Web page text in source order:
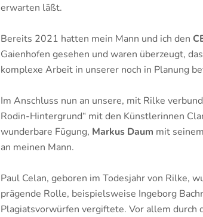
erwarten läßt.
Bereits 2021 hatten mein Mann und ich den
Gaienhofen gesehen und waren überzeugt,
komplexe Arbeit in unserer noch in Planung
Im Anschluss nun an unsere, mit Rilke
Rodin-Hintergrund“ mit den Künstlerinnen
wunderbare Fügung, Markus Daum mit seinem
an meinen Mann.
Paul Celan, geboren im Todesjahr von Rilke,
prägende Rolle, beispielsweise Ingeborg
Plagiatsvorwürfen vergiftete. Vor allem durch